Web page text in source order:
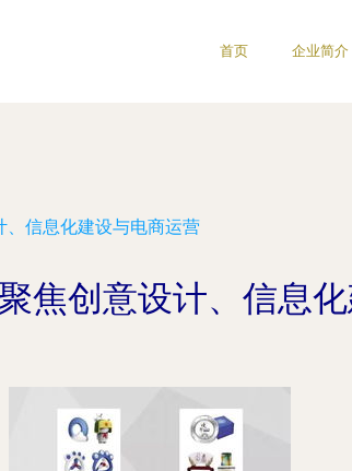
首页 企业简介
信息化建设与电商运营
焦创意设计、信息